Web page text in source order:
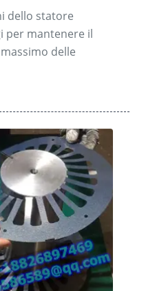
dello statore
per mantenere il
delle